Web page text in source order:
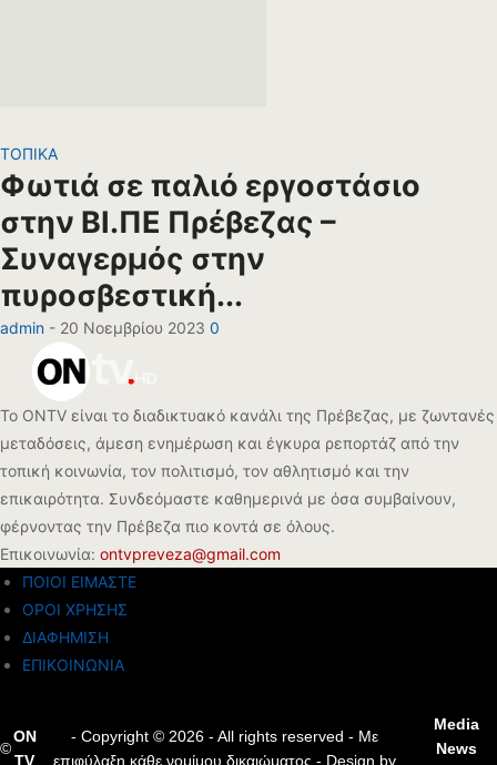
ΤΟΠΙΚΑ
Φωτιά σε παλιό εργοστάσιο
στην ΒΙ.ΠΕ Πρέβεζας –
Συναγερμός στην
πυροσβεστική...
admin - 20 Νοεμβρίου 2023 0
Το ONTV είναι το διαδικτυακό κανάλι της Πρέβεζας, με ζωντανές
μεταδόσεις, άμεση ενημέρωση και έγκυρα ρεπορτάζ από την
τοπική κοινωνία, τον πολιτισμό, τον αθλητισμό και την
επικαιρότητα. Συνδεόμαστε καθημερινά με όσα συμβαίνουν,
φέρνοντας την Πρέβεζα πιο κοντά σε όλους.
Επικοινωνία: ontvpreveza@gmail.com
ΠΟΙΟΙ ΕΙΜΑΣΤΕ
ΟΡΟΙ ΧΡΗΣΗΣ
ΔΙΑΦΗΜΙΣΗ
ΕΠΙΚΟΙΝΩΝΙΑ
©
ON
TV
- Copyright © 2026 - All rights reserved - Με
επιφύλαξη κάθε νομίμου δικαιώματος - Design by
Media
News